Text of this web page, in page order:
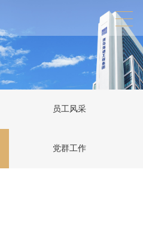
员工风采
党群工作